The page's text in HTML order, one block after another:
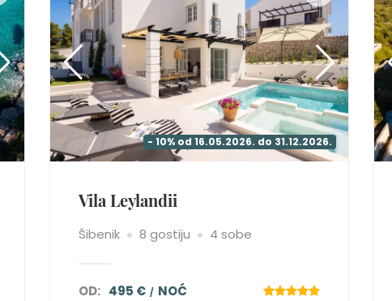
- 10% od 16.05.2026. do 31.12.2026.
Vila Leylandii
Šibenik 8 gostiju 4 sobe
OD: 495 € NOĆ